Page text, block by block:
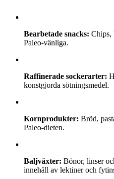
Bearbetade snacks: Chips,
Paleo-vänliga.
Raffinerade sockerarter:
konstgjorda sötningsmedel.
Kornprodukter: Bröd,
Paleo-dieten.
Baljväxter: Bönor, linser
innehåll av lektiner och